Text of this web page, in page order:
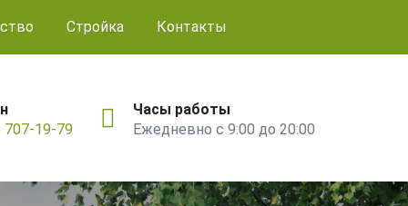
Стройка Контакты
707-19-79
Часы работы
Ежедневно с 9:00 до 20:00